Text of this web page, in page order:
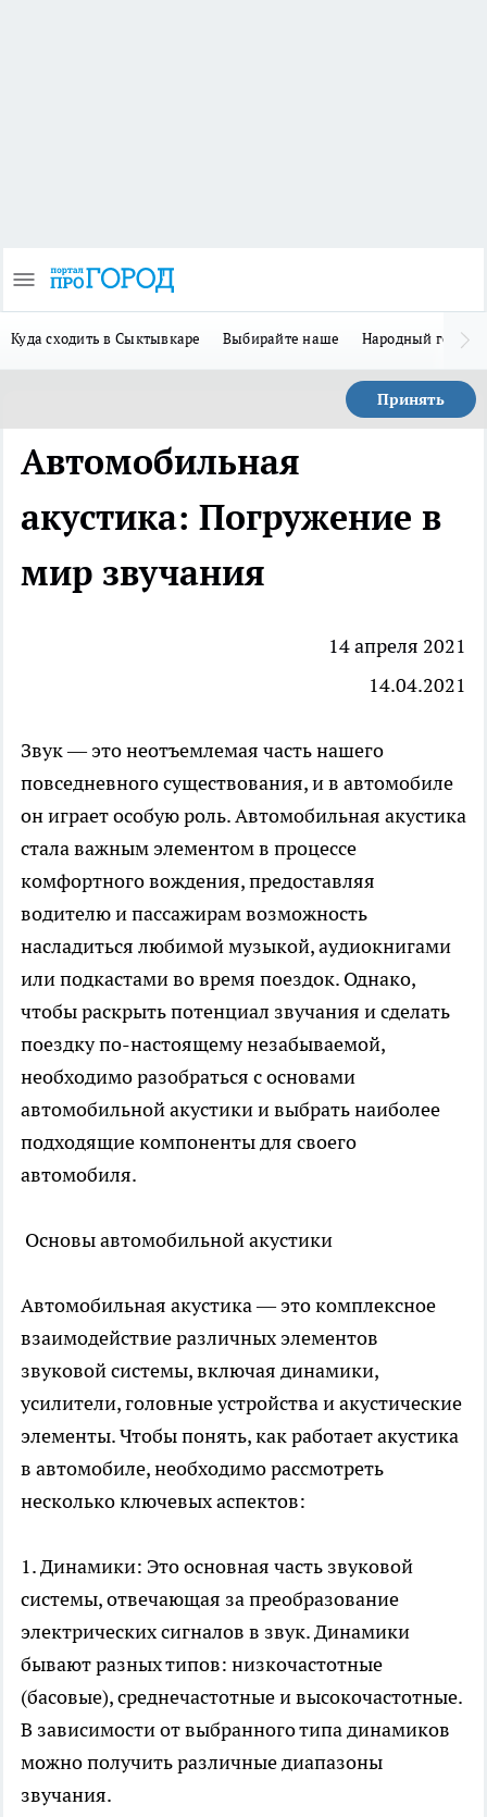
Куда сходить в Сыктывкаре Выбирайте наше Народный герой
Принять
Автомобильная
акустика: Погружение в
мир звучания
14 апреля 2021
14.04.2021
Звук — это неотъемлемая часть нашего
повседневного существования, и в автомобиле
он играет особую роль. Автомобильная акустика
стала важным элементом в процессе
комфортного вождения, предоставляя
водителю и пассажирам возможность
насладиться любимой музыкой, аудиокнигами
или подкастами во время поездок. Однако,
чтобы раскрыть потенциал звучания и сделать
поездку по-настоящему незабываемой,
необходимо разобраться с основами
автомобильной акустики и выбрать наиболее
подходящие компоненты для своего
автомобиля.
Основы автомобильной акустики
Автомобильная акустика— это комплексное
взаимодействие различных элементов
звуковой системы, включая динамики,
усилители, головные устройства и акустические
элементы. Чтобы понять, как работает акустика
в автомобиле, необходимо рассмотреть
несколько ключевых аспектов:
1. Динамики: Это основная часть звуковой
системы, отвечающая за преобразование
электрических сигналов в звук. Динамики
бывают разных типов: низкочастотные
(басовые), среднечастотные и высокочастотные.
В зависимости от выбранного типа динамиков
можно получить различные диапазоны
звучания.